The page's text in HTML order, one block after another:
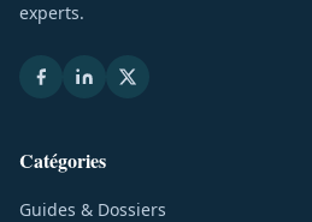
experts.
Catégories
Guides & Dossiers